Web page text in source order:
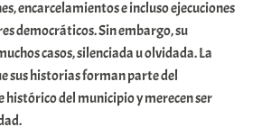
encarcelamientos e incluso ejecuciones
democráticos. Sin embargo, su
casos, silenciada u olvidada. La
sus historias forman parte del
del municipio y merecen ser